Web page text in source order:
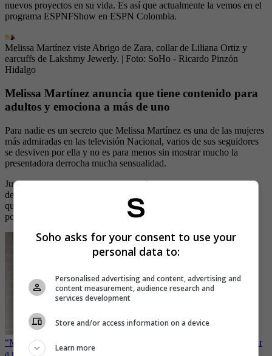
nuevos proyectos en su vida. Es así que actualmente la vemos en el
programa ESPNFShow en ESPN Colombia.
Melissa Martínez viste Abrigo de Zara, collar de Liliana Ortiz y
earcuffs de Lakshmy Jewerly. | Foto: SoHo - Ricardo Pinzón
Hidalgo
Melissa Martínez anuncia que tiene contenido para
adultos y emociona a más de uno
Para nadie es un secreto que Melissa Martínez es una de las mujeres
más admiradas en las televisión Nacional, varios de sus seguidores
se desviven por ella y no es para menos sin mostrar mucho la
presentadora derrocha mucha sensualidad.
Justo hace casi un año, Melissa Martínez fue invitada a una sesión
de fotos para nuestra revista
quedaron enloquecidos y como de costumbre Melissa mostró muy
poco pero estalló en sensualidad.
“Mujer peligrosa”, con diminuto vestido Aura Cristina puso a sudar
a muchos
Soho asks for your consent to use your
personal data to:
Personalised advertising and content, advertising and
content measurement, audience research and
services development
Store and/or access information on a device
Learn more